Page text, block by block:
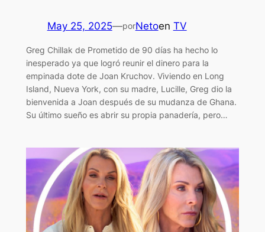
May 25, 2025—porNetoen TV
Greg Chillak de Prometido de 90 días ha hecho lo
inesperado ya que logró reunir el dinero para la
empinada dote de Joan Kruchov. Viviendo en Long
Island, Nueva York, con su madre, Lucille, Greg dio la
bienvenida a Joan después de su mudanza de Ghana.
Su último sueño es abrir su propia panadería, pero…